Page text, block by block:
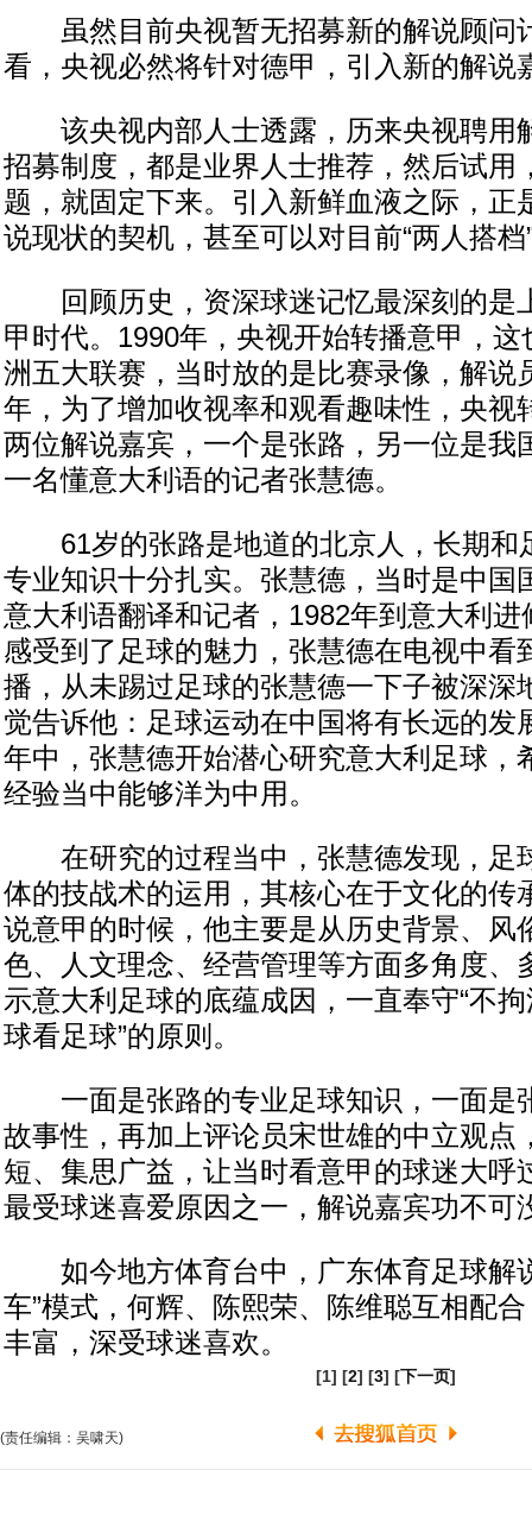
虽然目前央视暂无招募新的解说顾问
看，央视必然将针对德甲，引入新的解说
该央视内部人士透露，历来央视聘用
招募制度，都是业界人士推荐，然后试用
题，就固定下来。引入新鲜血液之际，正
说现状的契机，甚至可以对目前“两人搭
回顾历史，资深球迷记忆最深刻的是
甲时代。1990年，央视开始转播意甲，
洲五大联赛，当时放的是比赛录像，解说
年，为了增加收视率和观看趣味性，央视
两位解说嘉宾，一个是张路，另一位是我
一名懂意大利语的记者张慧德。
61岁的张路是地道的北京人，长期和
专业知识十分扎实。张慧德，当时是中国
意大利语翻译和记者，1982年到意大利
感受到了足球的魅力，张慧德在电视中看
播，从未踢过足球的张慧德一下子被深深
觉告诉他：足球运动在中国将有长远的发
年中，张慧德开始潜心研究意大利足球，
经验当中能够洋为中用。
在研究的过程当中，张慧德发现，足
体的技战术的运用，其核心在于文化的传
说意甲的时候，他主要是从历史背景、风
色、人文理念、经营管理等方面多角度、
示意大利足球的底蕴成因，一直奉守“不
球看足球”的原则。
一面是张路的专业足球知识，一面是
故事性，再加上评论员宋世雄的中立观点
短、集思广益，让当时看意甲的球迷大呼
最受球迷喜爱原因之一，解说嘉宾功不可
如今地方体育台中，广东体育足球解
车”模式，何辉、陈熙荣、陈维聪互相配
丰富，深受球迷喜欢。
[1] [2] [3] [下一页]
(责任编辑：吴啸天)